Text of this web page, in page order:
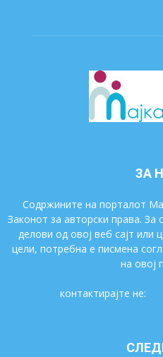
ЗА
Содржините на порталот
Законот за авторски права.
делови од овој веб сајт или
цели, потребна е писмена
на овој
контактирајте не: